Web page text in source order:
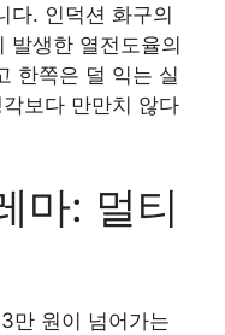
다. 인덕션 화구의
발생한 열전도율의
한쪽은 덜 익는 실
보다 만만치 않다
마: 멀티
만 원이 넘어가는